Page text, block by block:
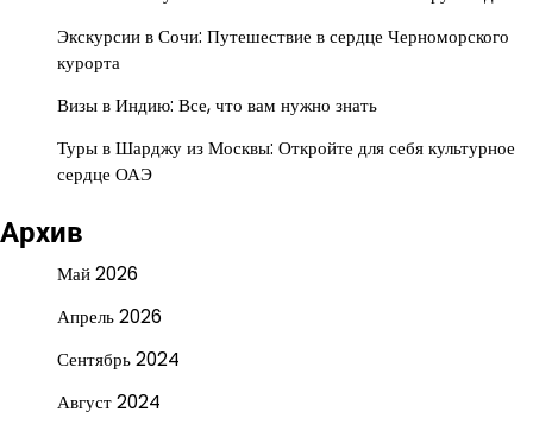
Экскурсии в Сочи: Путешествие в сердце Черноморского
курорта
Визы в Индию: Все, что вам нужно знать
Туры в Шарджу из Москвы: Откройте для себя культурное
сердце ОАЭ
Архив
Май 2026
Апрель 2026
Сентябрь 2024
Август 2024